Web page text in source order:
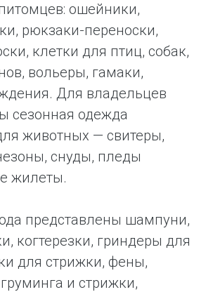
ошейники,
рюкзаки-переноски,
клетки для птиц, собак,
вольеры, гамаки,
Для владельцев
сезонная одежда
животных — свитеры,
снуды, пледы
жилеты.
представлены шампуни,
когтерезки, гриндеры для
для стрижки, фены,
и стрижки,